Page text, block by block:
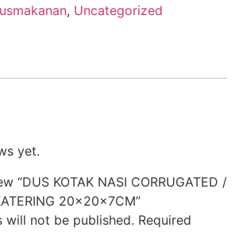
, Uncategorized
yet.
“DUS KOTAK NASI CORRUGATED /
20x20x7CM”
will not be published. Required